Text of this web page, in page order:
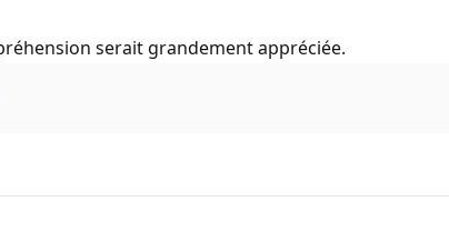
serait grandement appréciée.